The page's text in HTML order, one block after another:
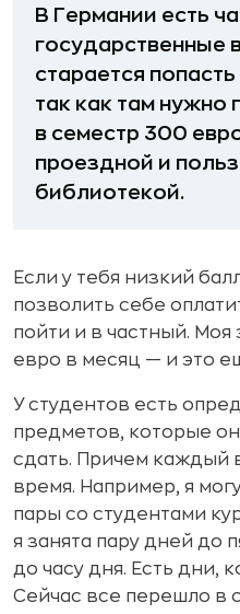
В Германии есть
государственные
старается
так как там нужно
в семестр 300
проездной и
библиотекой.
Если у тебя низкий
позволить себе
пойти и в частный. Моя
евро в месяц — и это
У студентов есть
предметов, которые
сдать. Причем каждый
время. Например, я
пары со студентами
я занята пару дней до
до часу дня. Есть дни,
Сейчас все перешло в